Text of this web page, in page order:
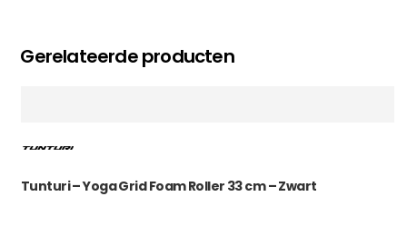
Gerelateerde producten
Tunturi – Yoga Grid Foam Roller 33 cm – Zwart